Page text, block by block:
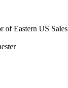
of Eastern US Sales